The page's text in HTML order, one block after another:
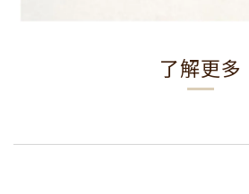
了解更多